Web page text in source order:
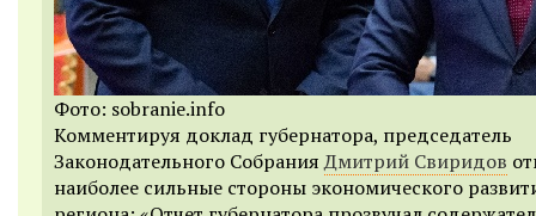
Фото: sobranie.info
Комментируя доклад губернатора, председатель
Законодательного СобранияДмитрий Свиридов
наиболее сильные стороны экономического